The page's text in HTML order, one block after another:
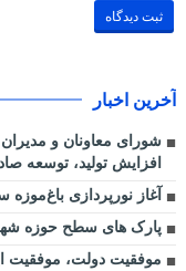
آخرین اخبار
شورای معاونان و
افزایش تولید، توسعه
آغاز نورپردازی باغ‌موزه
پارک های سطح حوزه شهرداری
موفقیت دولت، موفقیت